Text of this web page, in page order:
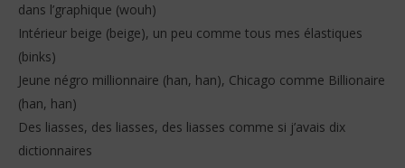
dans l’graphique (wouh)
Intérieur beige (beige), un peu comme tous mes élastiques
(binks)
Jeune négro millionnaire (han, han), Chicago comme Billionaire
(han, han)
Des liasses, des liasses, des liasses comme si j’avais dix
dictionnaires